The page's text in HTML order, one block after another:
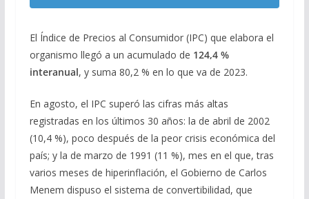
El Índice de Precios al Consumidor (IPC) que elabora el
organismo llegó a un acumulado de 124,4 %
interanual, y suma 80,2 % en lo que va de 2023.
En agosto, el IPC superó las cifras más altas
registradas en los últimos 30 años: la de abril de 2002
(10,4 %), poco después de la peor crisis económica del
país; y la de marzo de 1991 (11 %), mes en el que, tras
varios meses de hiperinflación, el Gobierno de Carlos
Menem dispuso el sistema de convertibilidad, que